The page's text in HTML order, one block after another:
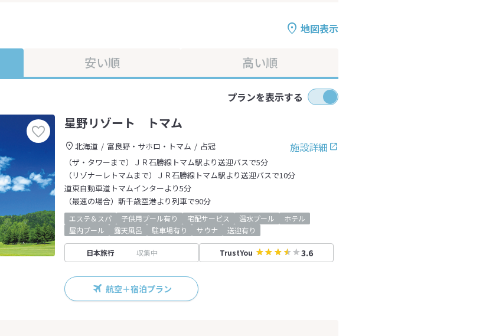
地図表示
安い順 高い順
プランを表示する
星野リゾート トマム
施設詳細
北海道 富良野・サホロ・トマム
占冠
（ザ・タワーまで）ＪＲ石勝線トマム駅より送迎バスで5分
（リゾナーレトマムまで）ＪＲ石勝線トマム駅より送迎バスで10分
道東自動車道トマムインターより5分
（最速の場合）新千歳空港より列車で90分
エステ＆スパ 子供用プール有り 宅配サービス 温水プール
ホテル
屋内プール
露天風呂 駐車場有り サウナ 送迎有り
日本旅行 収集中 TrustYou 3.6
航空＋宿泊プラン